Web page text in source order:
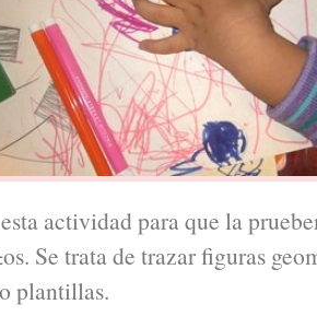
actividad para que la
Se trata de trazar figuras
plantillas.